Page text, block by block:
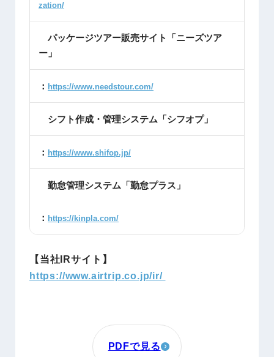
zation/
パッケージツアー販売サイト「ニーズツア
ー」
： https://www.needstour.com/
シフト作成・管理システム「シフオプ」
： https://www.shifop.jp/
勤怠管理システム「勤怠プラス」
： https://kinpla.com/
【当社IRサイト】
https://www.airtrip.co.jp/ir/
PDFで見る